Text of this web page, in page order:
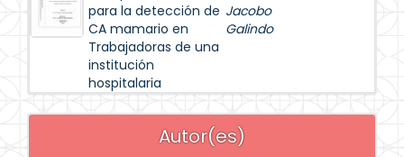
para la detección de
CA mamario en
Trabajadoras de una
institución
hospitalaria
Jacobo
Galindo
Autor(es)